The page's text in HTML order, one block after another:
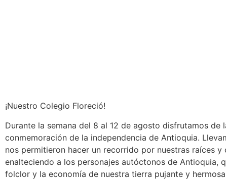
¡Nuestro Colegio Floreció!
Durante la semana del 8 al 12 de agosto disfrutamos de
conmemoración de la independencia de Antioquia.
nos permitieron hacer un recorrido por nuestras raíces y
enalteciendo a los personajes autóctonos de Antioquia,
folclor y la economía de nuestra tierra pujante y